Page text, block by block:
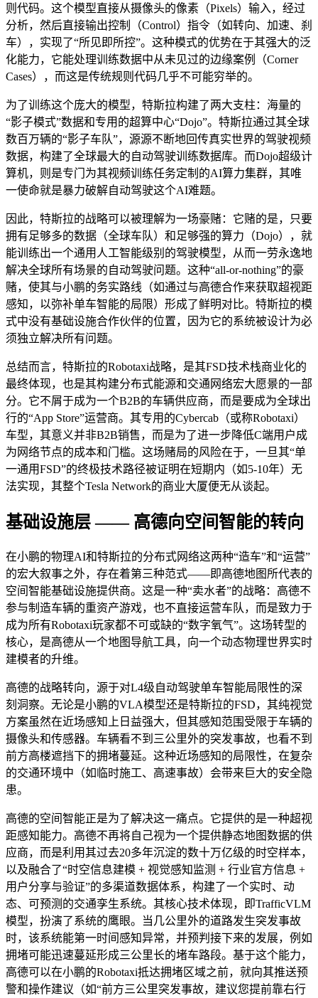
则代码。这个模型直接从摄像头的像素（Pixels）输入，经过
分析，然后直接输出控制（Control）指令（如转向、加速、刹
车），实现了“所见即所控”。这种模式的优势在于其强大的泛
化能力，它能处理训练数据中从未见过的边缘案例（Corner
Cases），而这是传统规则代码几乎不可能穷举的。
为了训练这个庞大的模型，特斯拉构建了两大支柱：海量的
“影子模式”数据和专用的超算中心“Dojo”。特斯拉通过其全球
数百万辆的“影子车队”，源源不断地回传真实世界的驾驶视频
数据，构建了全球最大的自动驾驶训练数据库。而Dojo超级计
算机，则是专门为其视频训练任务定制的AI算力集群，其唯
一使命就是暴力破解自动驾驶这个AI难题。
因此，特斯拉的战略可以被理解为一场豪赌：它赌的是，只要
拥有足够多的数据（全球车队）和足够强的算力（Dojo），就
能训练出一个通用人工智能级别的驾驶模型，从而一劳永逸地
解决全球所有场景的自动驾驶问题。这种“all-or-nothing”的豪
赌，使其与小鹏的务实路线（如通过与高德合作来获取超视距
感知，以弥补单车智能的局限）形成了鲜明对比。特斯拉的模
式中没有基础设施合作伙伴的位置，因为它的系统被设计为必
须独立解决所有问题。
总结而言，特斯拉的Robotaxi战略，是其FSD技术栈商业化的
最终体现，也是其构建分布式能源和交通网络宏大愿景的一部
分。它不屑于成为一个B2B的车辆供应商，而是要成为全球出
行的“App Store”运营商。其专用的Cybercab（或称Robotaxi）
车型，其意义并非B2B销售，而是为了进一步降低C端用户成
为网络节点的成本和门槛。这场赌局的风险在于，一旦其“单
一通用FSD”的终极技术路径被证明在短期内（如5-10年）无
法实现，其整个Tesla Network的商业大厦便无从谈起。
基础设施层 —— 高德向空间智能的转向
在小鹏的物理AI和特斯拉的分布式网络这两种“造车”和“运营”
的宏大叙事之外，存在着第三种范式——即高德地图所代表的
空间智能基础设施提供商。这是一种“卖水者”的战略：高德不
参与制造车辆的重资产游戏，也不直接运营车队，而是致力于
成为所有Robotaxi玩家都不可或缺的“数字氧气”。这场转型的
核心，是高德从一个地图导航工具，向一个动态物理世界实时
建模者的升维。
高德的战略转向，源于对L4级自动驾驶单车智能局限性的深
刻洞察。无论是小鹏的VLA模型还是特斯拉的FSD，其纯视觉
方案虽然在近场感知上日益强大，但其感知范围受限于车辆的
摄像头和传感器。车辆看不到三公里外的突发事故，也看不到
前方高楼遮挡下的拥堵蔓延。这种近场感知的局限性，在复杂
的交通环境中（如临时施工、高速事故）会带来巨大的安全隐
患。
高德的空间智能正是为了解决这一痛点。它提供的是一种超视
距感知能力。高德不再将自己视为一个提供静态地图数据的供
应商，而是利用其过去20多年沉淀的数十万亿级的时空样本，
以及融合了“时空信息建模 + 视觉感知监测 + 行业官方信息 +
用户分享与验证”的多渠道数据体系，构建了一个实时、动
态、可预测的交通孪生系统。其核心技术体现，即TrafficVLM
模型，扮演了系统的鹰眼。当几公里外的道路发生突发事故
时，该系统能第一时间感知异常，并预判接下来的发展，例如
拥堵可能迅速蔓延形成三公里长的堵车路段。基于这个能力，
高德可以在小鹏的Robotaxi抵达拥堵区域之前，就向其推送预
警和操作建议（如“前方三公里突发事故，建议您提前靠右行